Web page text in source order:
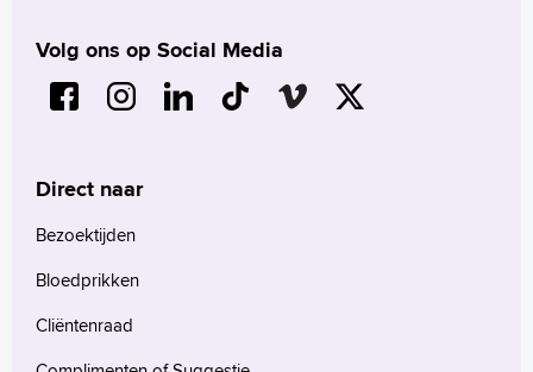
Volg ons op Social Media
Direct naar
Bezoektijden
Bloedprikken
Cliëntenraad